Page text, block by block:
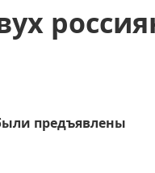
предъявлены